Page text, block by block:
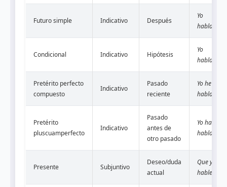
Futuro simple Indicativo Después
Yo
hablaré
Condicional Indicativo Hipótesis
Yo
hablaría
Pretérito perfecto
compuesto
Indicativo
Pasado
reciente
Yo he
hablado
Pretérito
pluscuamperfecto
Indicativo
Pasado
antes de
otro pasado
Yo había
hablado
Presente Subjuntivo
Deseo/duda
actual
Que yo
hable